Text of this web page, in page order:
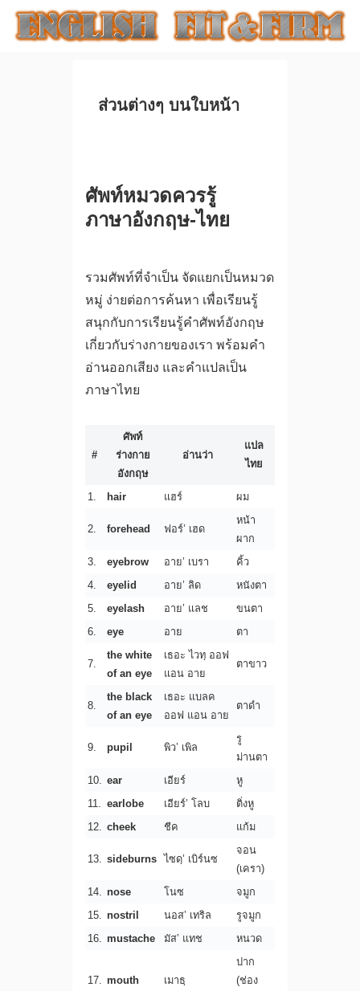
ส่วนต่างๆ บนใบหน้า
ศัพท์หมวดควรรู้
ภาษาอังกฤษ-ไทย
รวมศัพท์ที่จำเป็น จัดแยกเป็นหมวด
หมู่ ง่ายต่อการค้นหา เพื่อเรียนรู้
สนุกกับการเรียนรู้คำศัพท์อังกฤษ
เกี่ยวกับร่างกายของเรา พร้อมคำ
อ่านออกเสียง และคำแปลเป็น
ภาษาไทย
#
ศัพท์
ร่างกาย
อังกฤษ
อ่านว่า
แปล
ไทย
1. hair แฮร์ ผม
2. forehead ฟอร์’ เฮด
หน้า
ผาก
3.
eyebrow อาย’ เบรา
คิ้ว
4.
eyelid อาย’ ลิด
หนังตา
5.
eyelash อาย’ แลช
ขนตา
6.
eye อาย ตา
7.
the white
of an eye
เธอะ ไวทฺ ออฟ
แอน อาย
ตาขาว
8.
the black
of an eye
เธอะ แบลค
ออฟ แอน อาย
ตาดำ
9. pupil พิว’ เพิล
รู
ม่านตา
10.
ear เอียร์
หู
11.
earlobe เอียร์’ โลบ
ติ่งหู
12.
cheek ชีค แก้ม
13. sideburns ไซดฺ’ เบิร์นซ
จอน
(เครา)
14.
nose โนซ
จมูก
15.
nostril นอส’ เทริล
รูจมูก
16.
mustache มัส’ แทช หนวด
17. mouth เมาธฺ
ปาก
(ช่อง